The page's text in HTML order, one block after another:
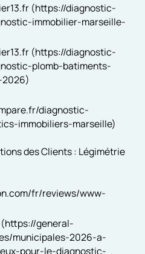
(https://diagnostic-
immobilier-marseille-
(https://diagnostic-
plomb-batiments-
diagnostic-
immobiliers-marseille)
des Clients : Légimétrie
fr/reviews/www-
general-
municipales-2026-a-
pour-le-diagnostic-